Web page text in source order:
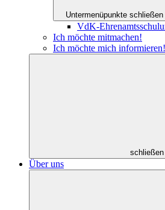
Untermenüpunkte schließen
VdK-
Ich möchte mitmachen!
Ich möchte mich informieren!
schließen
Über uns